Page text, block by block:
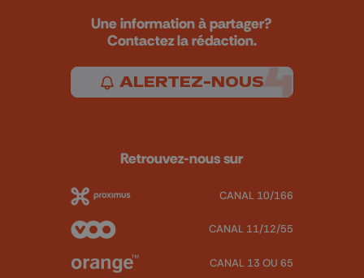
Une information à partager?
Contactez la rédaction.
ALERTEZ-NOUS
Retrouvez-nous sur
CANAL 10/166
CANAL 11/12/55
CANAL 13 OU 65